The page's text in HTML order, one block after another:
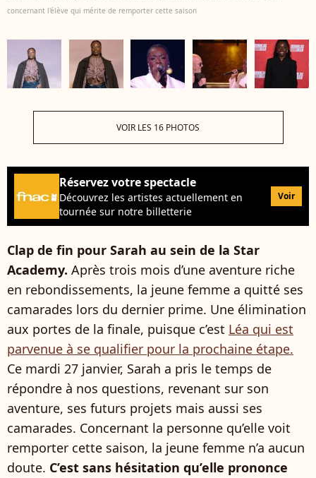
concernant l'élève qui mérite de remporter cette saison
VOIR LES 16 PHOTOS
Réservez votre spectacle
Découvrez les artistes actuellement en
tournée sur notre billetterie
Voir
Clap de fin pour Sarah au sein de la Star
Academy. Après trois mois d’une aventure riche
en rebondissements, la jeune femme a quitté ses
camarades lors du dernier prime. Une élimination
aux portes de la finale, puisque c’est Léa qui est
parvenue à se qualifier pour la prochaine étape.
Ce mardi 27 janvier, Sarah a pris le temps de
répondre à nos questions, revenant sur son
aventure, ses futurs projets mais aussi ses
camarades. Concernant la personne qu’elle voit
remporter cette saison, la jeune femme n’a aucun
doute. C’est sans hésitation qu’elle prononce